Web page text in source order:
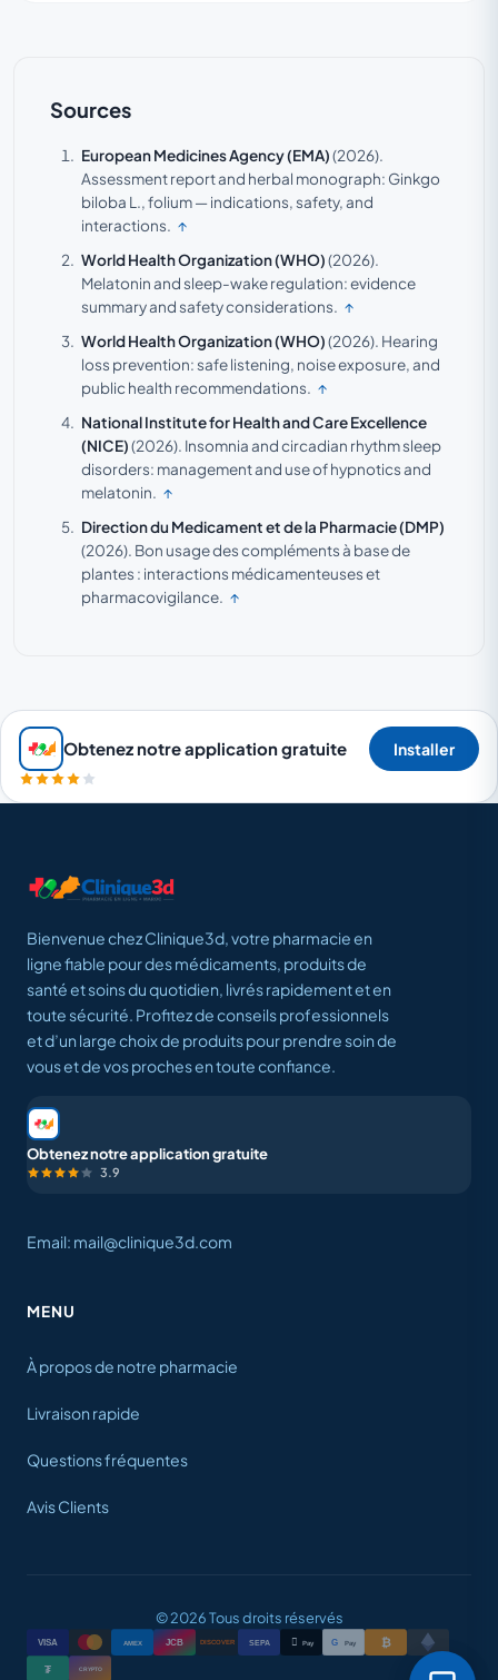
Sources
European Medicines Agency (EMA)(2026).
Assessment report and herbal monograph: Ginkgo
biloba L., folium — indications, safety, and
interactions. ↑
World Health Organization (WHO)(2026).
Melatonin and sleep-wake regulation: evidence
summary and safety considerations. ↑
World Health Organization (WHO)(2026). Hearing
loss prevention: safe listening, noise exposure, and
public health recommendations. ↑
National Institute for Health and Care Excellence
(NICE)(2026). Insomnia and circadian rhythm sleep
disorders: management and use of hypnotics and
melatonin. ↑
Direction du Medicament et de la Pharmacie (DMP)
(2026). Bon usage des compléments à base de
plantes : interactions médicamenteuses et
pharmacovigilance. ↑
Obtenez notre application gratuite Installer
Bienvenue chez Clinique3d, votre pharmacie en
ligne fiable pour des médicaments, produits de
santé et soins du quotidien, livrés rapidement et en
toute sécurité. Profitez de conseils professionnels
et d’un large choix de produits pour prendre soin de
vous et de vos proches en toute confiance.
Obtenez notre application gratuite
3.9
Email: mail@clinique3d.com
MENU
À propos de notre pharmacie
Livraison rapide
Questions fréquentes
Avis Clients
© 2026 Tous droits réservés
VISA AMEX JCB DISCOVER SEPA  Pay G Pay ₿
₮ CRYPTO